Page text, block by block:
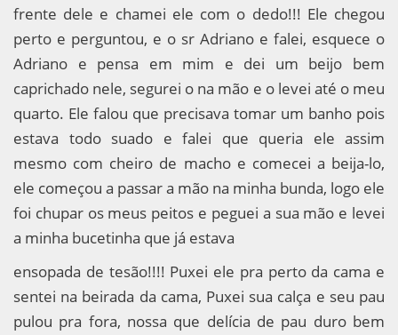
frente dele e chamei ele com o dedo!!! Ele chegou
perto e perguntou, e o sr Adriano e falei, esquece o
Adriano e pensa em mim e dei um beijo bem
caprichado nele, segurei o na mão e o levei até o meu
quarto. Ele falou que precisava tomar um banho pois
estava todo suado e falei que queria ele assim
mesmo com cheiro de macho e comecei a beija-lo,
ele começou a passar a mão na minha bunda, logo ele
foi chupar os meus peitos e peguei a sua mão e levei
a minha bucetinha que já estava
ensopada de tesão!!!! Puxei ele pra perto da cama e
sentei na beirada da cama, Puxei sua calça e seu pau
pulou pra fora, nossa que delícia de pau duro bem